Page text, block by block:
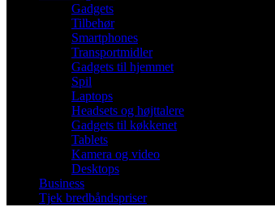
Gadgets
Tilbehør
Smartphones
Transportmidler
Gadgets til hjemmet
Spil
Laptops
Headsets og højttalere
Gadgets til køkkenet
Tablets
Kamera og video
Desktops
Business
Tjek bredbåndspriser